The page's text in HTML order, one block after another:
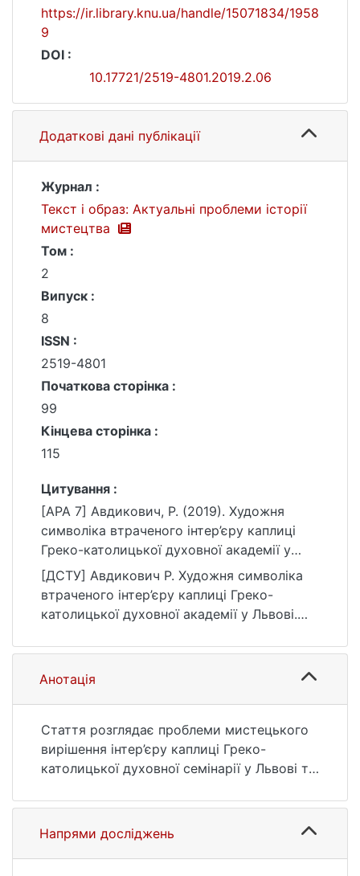
https://ir.library.knu.ua/handle/15071834/1958
9
DOI :
10.17721/2519-4801.2019.2.06
Додаткові дані публікації
Журнал :
Текст і образ: Актуальні проблеми історії
мистецтва
Том :
2
Випуск :
8
ISSN :
2519-4801
Початкова сторінка :
99
Кінцева сторінка :
115
Цитування :
[APA 7] Авдикович, Р. (2019). Художня
символіка втраченого інтер’єру каплиці
Греко-католицької духовної академії у
Львові. Текст і образ: Актуальні проблеми
історії мистецтва, 2(8), 99–115.
https://doi.org/10.17721/2519-4801.2019.2.06
[ДСТУ] Авдикович Р. Художня символіка
втраченого інтер’єру каплиці Греко-
католицької духовної академії у Львові.
мистецтва. 2019. Т. 2, № 8. С. 99—115. DOI:
10.17721/2519-4801.2019.2.06 (дата
звернення: 25.07.2026).
Анотація
Стаття розглядає проблеми мистецького
вирішення інтер’єру каплиці Греко-
католицької духовної семінарії у Львові та
храму в ході військових подій 1918 р.
Уявлення про особливості оновлення
сакрального середовища дають дописи y
Напрями досліджень